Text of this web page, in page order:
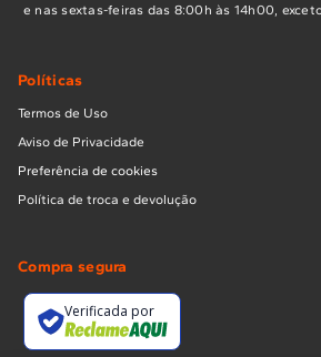
e nas sextas-feiras das 8:00h às 14h00,
Políticas
Termos de Uso
Aviso de Privacidade
Preferência de cookies
Política de troca e devolução
Compra segura
Verificada por